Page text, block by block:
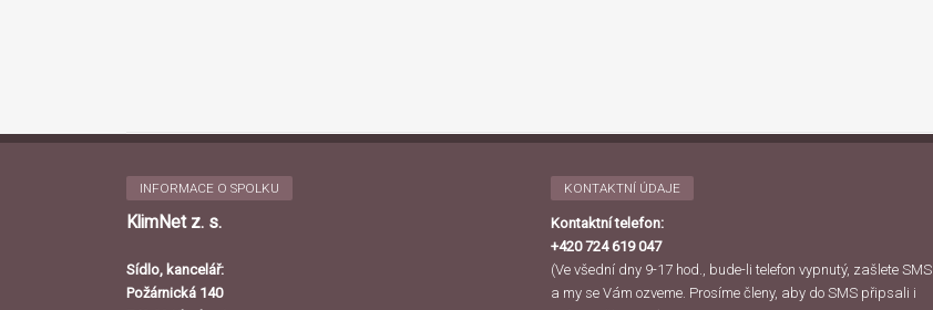
INFORMACE O SPOLKU
KlimNet z. s.
Sídlo, kancelář:
Požárnická 140
KONTAKTNÍ ÚDAJE
Kontaktní telefon:
+420 724 619 047
(Ve všední dny 9-17 hod., bude-li telefon vypnutý, zašlete SMS
a my se Vám ozveme. Prosíme členy, aby do SMS připsali i